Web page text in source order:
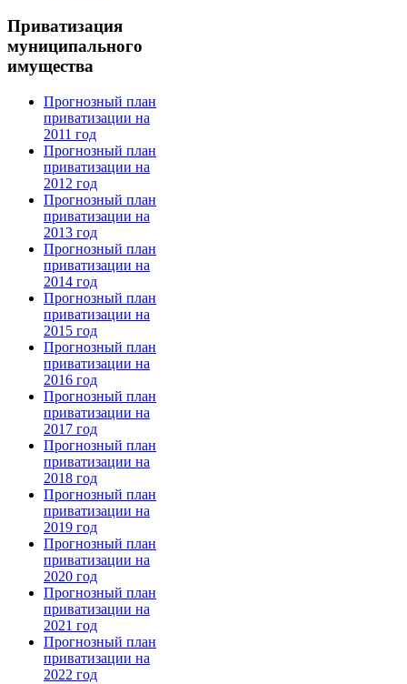
Приватизация
муниципального
имущества
Прогнозный план
приватизации на
2011 год
Прогнозный план
приватизации на
2012 год
Прогнозный план
приватизации на
2013 год
Прогнозный план
приватизации на
2014 год
Прогнозный план
приватизации на
2015 год
Прогнозный план
приватизации на
2016 год
Прогнозный план
приватизации на
2017 год
Прогнозный план
приватизации на
2018 год
Прогнозный план
приватизации на
2019 год
Прогнозный план
приватизации на
2020 год
Прогнозный план
приватизации на
2021 год
Прогнозный план
приватизации на
2022 год